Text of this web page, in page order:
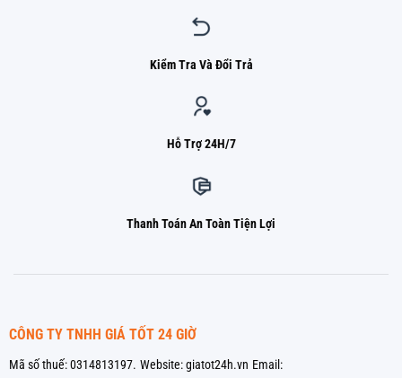
Kiểm Tra Và Đổi Trả
Hỗ Trợ 24H/7
Thanh Toán An Toàn Tiện Lợi
CÔNG TY TNHH GIÁ TỐT 24 GIỜ
Mã số thuế: 0314813197. Website: giatot24h.vn Email: